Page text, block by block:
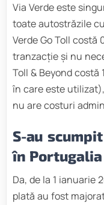
Via Verde este
toate autostrăzile
Verde Go Toll costă
tranzacție și nu
Toll & Beyond
în care este
nu are costuri
S-au
în
Da, de la 1 ianuarie
plată au fost